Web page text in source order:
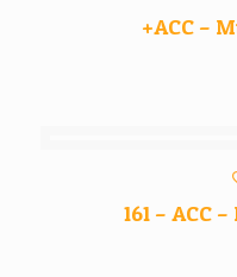
+ACC –
161 – ACC